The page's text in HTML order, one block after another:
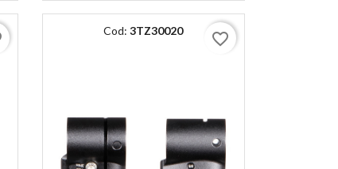
Cod:3TZ30020 favorite_border